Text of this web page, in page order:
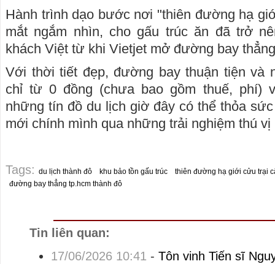
Hành trình dạo bước nơi "thiên đường hạ
mắt ngắm nhìn, cho gấu trúc ăn đã trở
khách Việt từ khi Vietjet mở đường bay
Với thời tiết đẹp, đường bay thuận tiện và
chỉ từ 0 đồng (chưa bao gồm thuế, phí)
những tín đồ du lịch giờ đây có thể thỏa
mới chính mình qua những trải nghiệm thú vị
Tags: du lịch thành đô khu bảo tồn gấu trúc
thiên đường hạ giới cửu trại
đường bay thẳng tp.hcm thành đô
Tin liên quan:
17/06/2026 10:41 - Tôn vinh Tiến sĩ